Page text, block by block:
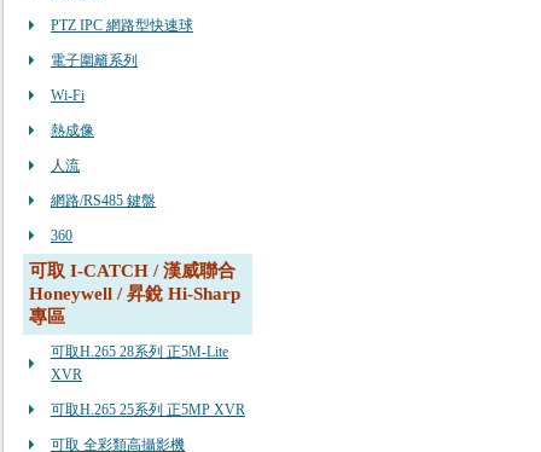
PTZ IPC 網路型快速球
電子圍籬系列
Wi-Fi
熱成像
人流
網路/RS485 鍵盤
360
可取 I-CATCH / 漢威聯合
Honeywell / 昇銳 Hi-Sharp
專區
可取H.265 28系列 正5M-Lite
XVR
可取H.265 25系列 正5MP XVR
可取 全彩類高攝影機